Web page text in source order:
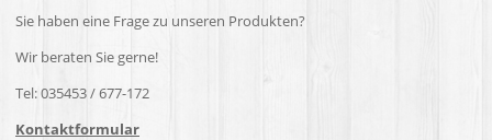
Sie haben eine Frage zu unseren Produkten?
Wir beraten Sie gerne!
Tel: 035453 / 677-172
Kontaktformular